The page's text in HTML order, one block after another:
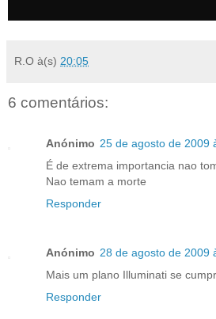
R.O à(s) 20:05
6 comentários:
Anónimo 25 de agosto de 2009
É de extrema importancia nao
Nao temam a morte
Responder
Anónimo 28 de agosto de 2009
Mais um plano Illuminati se
Responder